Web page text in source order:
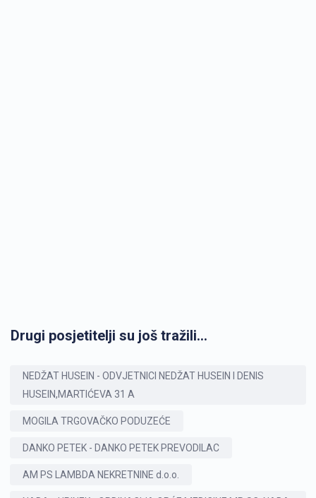
Drugi posjetitelji su još tražili...
NEDŽAT HUSEIN - ODVJETNICI NEDŽAT HUSEIN I DENIS
HUSEIN,MARTIĆEVA 31 A
MOGILA TRGOVAČKO PODUZEĆE
DANKO PETEK - DANKO PETEK PREVODILAC
AM PS LAMBDA NEKRETNINE d.o.o.